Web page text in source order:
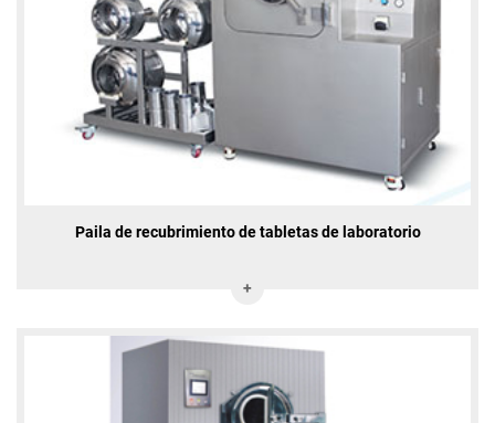
Paila de recubrimiento de tabletas de laboratorio